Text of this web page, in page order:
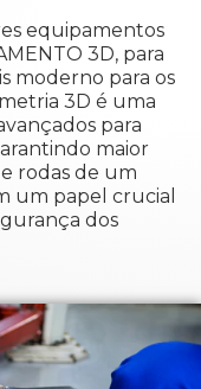
equipamentos
3D, para
moderno para os
3D é uma
para
maior
rodas de um
um papel crucial
dos